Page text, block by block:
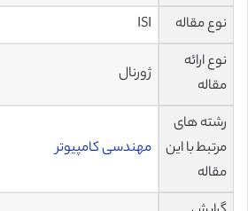
نوع مقاله
ISI
نوع ارائه
مقاله
ژورنال
رشته های
مرتبط با این
مقاله
مهندسی کامپیوتر